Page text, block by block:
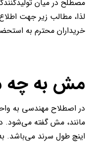
مصطلح در میان
لذا، مطالب زیر جهت
خریداران محترم به
مش به چه
در اصطلاح مهندسی به
مانند، مش گفته می‌شود.
اینچ طول سرند می‌باشد.